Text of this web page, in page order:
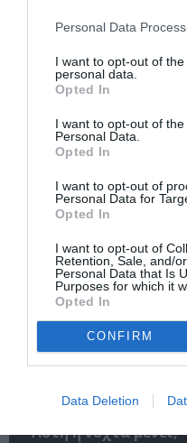
Personal Data
I want to opt-out of
personal data.
Opted In
I want to opt-out of
Personal Data.
Opted In
I want to opt-out of
Personal Data for
Opted In
I want to opt-out of
Retention, Sale, and/
Personal Data that Is
Purposes for which it
Opted In
CONFIRM
Data Deletion
την Τέχνη και τον
Αυτή η νύχτα μένει,